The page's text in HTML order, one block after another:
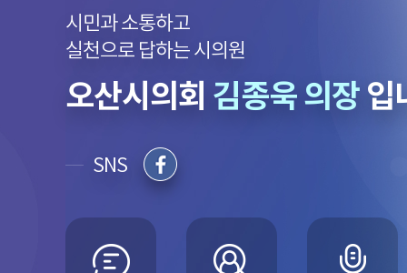
시민과 소통하고
실천으로 답하는 시의원
오산시의회 김종욱 의장 입
SNS